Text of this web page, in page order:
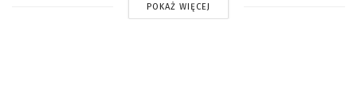
POKAŻ WIĘCEJ